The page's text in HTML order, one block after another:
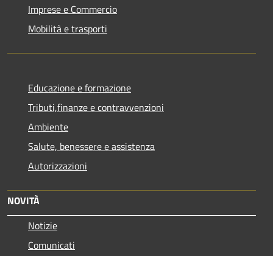
Imprese e Commercio
Mobilità e trasporti
Educazione e formazione
Tributi,finanze e contravvenzioni
Ambiente
Salute, benessere e assistenza
Autorizzazioni
NOVITÀ
Notizie
Comunicati